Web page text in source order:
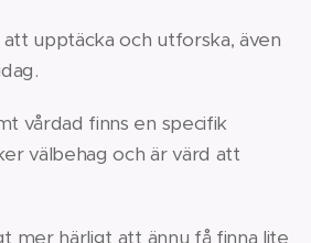
upptäcka och utforska, även
vårdad finns en specifik
välbehag och är värd att
mer härligt att ännu få finna lite